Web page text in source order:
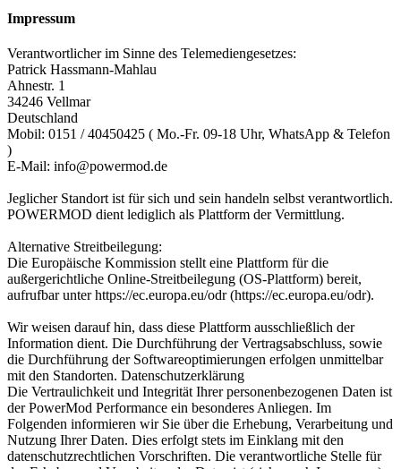
Impressum
Verantwortlicher im Sinne des Telemediengesetzes:
Patrick Hassmann-Mahlau
Ahnestr. 1
34246 Vellmar
Deutschland
Mobil: 0151 / 40450425 ( Mo.-Fr. 09-18 Uhr, WhatsApp & Telefon
)
E-Mail: info@powermod.de
Jeglicher Standort ist für sich und sein handeln selbst verantwortlich.
POWERMOD dient lediglich als Plattform der Vermittlung.
Alternative Streitbeilegung:
Die Europäische Kommission stellt eine Plattform für die
außergerichtliche Online-Streitbeilegung (OS-Plattform) bereit,
aufrufbar unter https://ec.europa.eu/odr (https://ec.europa.eu/odr).
Wir weisen darauf hin, dass diese Plattform ausschließlich der
Information dient. Die Durchführung der Vertragsabschluss, sowie
die Durchführung der Softwareoptimierungen erfolgen unmittelbar
mit den Standorten. Datenschutzerklärung
Die Vertraulichkeit und Integrität Ihrer personenbezogenen Daten ist
der PowerMod Performance ein besonderes Anliegen. Im
Folgenden informieren wir Sie über die Erhebung, Verarbeitung und
Nutzung Ihrer Daten. Dies erfolgt stets im Einklang mit den
datenschutzrechtlichen Vorschriften. Die verantwortliche Stelle für